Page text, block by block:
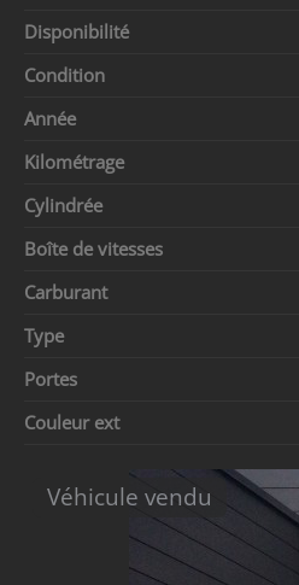
Disponibilité
Condition
Année
Kilométrage
Cylindrée
Boîte de vitesses
Carburant
Type
Portes
Couleur ext
Véhicule vendu